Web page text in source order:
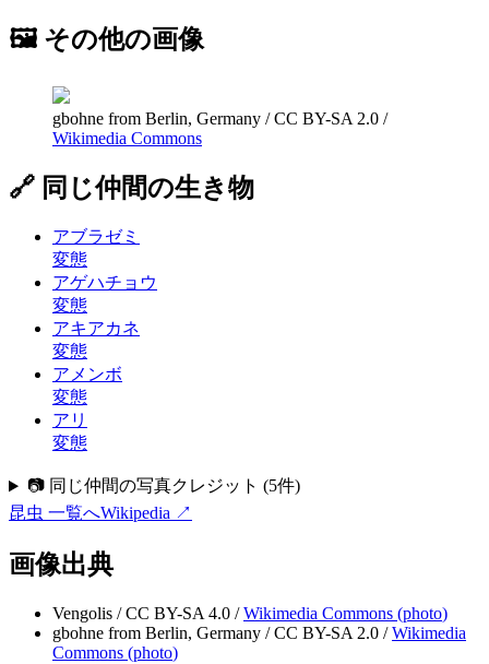
🖼 その他の画像
gbohne from Berlin, Germany /CC BY-SA 2.0 /
Wikimedia Commons
🔗 同じ仲間の生き物
アブラゼミ
変態
アゲハチョウ
変態
アキアカネ
変態
アメンボ
変態
アリ
変態
📷 同じ仲間の写真クレジット (5件)
昆虫 一覧へWikipedia ↗
画像出典
Vengolis /CC BY-SA 4.0 / Wikimedia Commons (photo)
gbohne from Berlin, Germany /CC BY-SA 2.0 / Wikimedia
Commons (photo)